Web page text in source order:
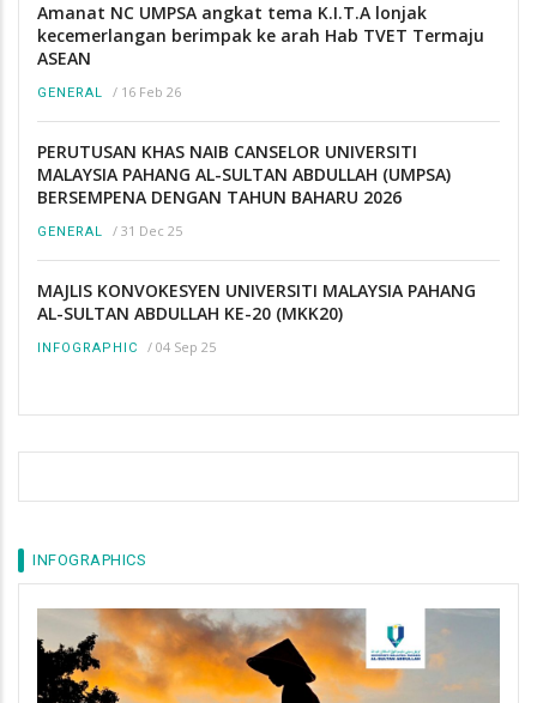
Amanat NC UMPSA angkat tema K.I.T.A lonjak
kecemerlangan berimpak ke arah Hab TVET Termaju
ASEAN
GENERAL / 16 Feb 26
PERUTUSAN KHAS NAIB CANSELOR UNIVERSITI
MALAYSIA PAHANG AL-SULTAN ABDULLAH (UMPSA)
BERSEMPENA DENGAN TAHUN BAHARU 2026
GENERAL / 31 Dec 25
MAJLIS KONVOKESYEN UNIVERSITI MALAYSIA PAHANG
AL-SULTAN ABDULLAH KE-20 (MKK20)
INFOGRAPHIC / 04 Sep 25
INFOGRAPHICS